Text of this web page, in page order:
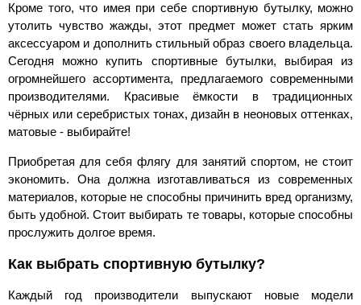
Кроме того, что имея при себе спортивную бутылку, можно
утолить чувство жажды, этот предмет может стать ярким
аксессуаром и дополнить стильный образ своего владельца.
Сегодня можно купить спортивные бутылки, выбирая из
огромнейшего ассортимента, предлагаемого современными
производителями. Красивые ёмкости в традиционных
чёрных или серебристых тонах, дизайн в неоновых оттенках,
матовые - выбирайте!
Приобретая для себя флягу для занятий спортом, не стоит
экономить. Она должна изготавливаться из современных
материалов, которые не способны причинить вред организму,
быть удобной. Стоит выбирать те товары, которые способны
прослужить долгое время.
Как выбрать спортивную бутылку?
Каждый год производители выпускают новые модели